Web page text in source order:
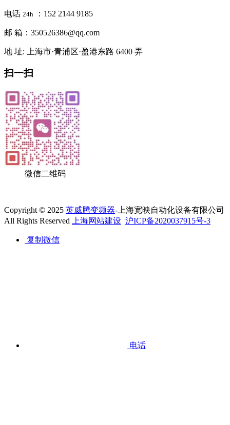
电话 24h ：152 2144 9185
邮 箱：350526386@qq.com
地 址: 上海市·青浦区·盈港东路 6400 弄
扫一扫
微信二维码
Copyright © 2025 英威腾变频器-上海宽映自动化设备有限公司
All Rights Reserved
上海网站建设 沪ICP备2020037915号-3
复制微信
电话